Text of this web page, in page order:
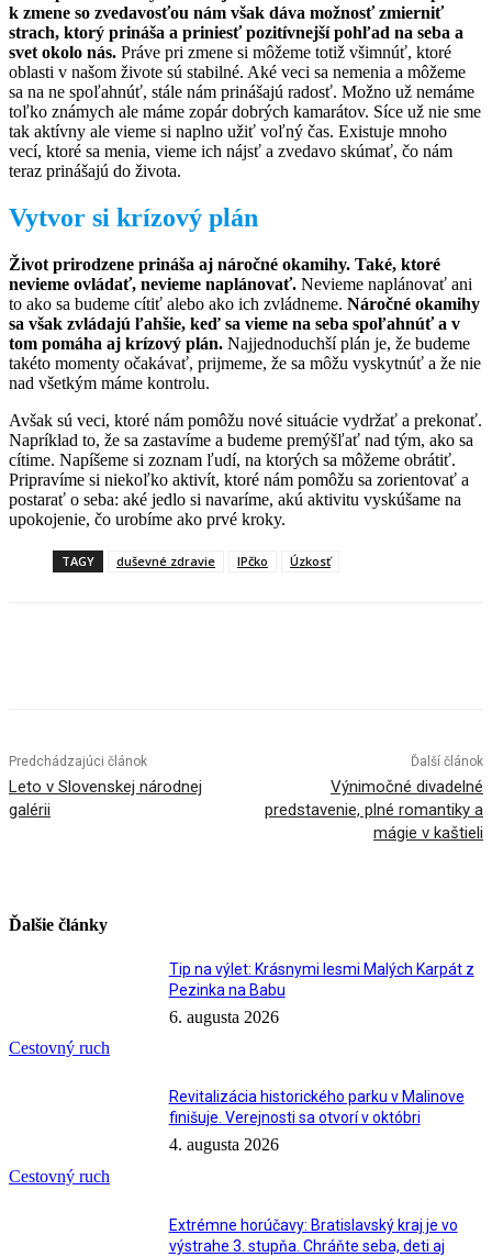
k zmene so zvedavosťou nám však dáva možnosť zmierniť
strach, ktorý prináša a priniesť pozitívnejší pohľad na seba a
svet okolo nás. Práve pri zmene si môžeme totiž všimnúť, ktoré
oblasti v našom živote sú stabilné. Aké veci sa nemenia a môžeme
sa na ne spoľahnúť, stále nám prinášajú radosť. Možno už nemáme
toľko známych ale máme zopár dobrých kamarátov. Síce už nie sme
tak aktívny ale vieme si naplno užiť voľný čas. Existuje mnoho
vecí, ktoré sa menia, vieme ich nájsť a zvedavo skúmať, čo nám
teraz prinášajú do života.
Vytvor si krízový plán
Život prirodzene prináša aj náročné okamihy. Také, ktoré
nevieme ovládať, nevieme naplánovať. Nevieme naplánovať ani
to ako sa budeme cítiť alebo ako ich zvládneme. Náročné okamihy
sa však zvládajú ľahšie, keď sa vieme na seba spoľahnúť a v
tom pomáha aj krízový plán. Najjednoduchší plán je, že budeme
takéto momenty očakávať, prijmeme, že sa môžu vyskytnúť a že nie
nad všetkým máme kontrolu.
Avšak sú veci, ktoré nám pomôžu nové situácie vydržať a prekonať.
Napríklad to, že sa zastavíme a budeme premýšľať nad tým, ako sa
cítime. Napíšeme si zoznam ľudí, na ktorých sa môžeme obrátiť.
Pripravíme si niekoľko aktivít, ktoré nám pomôžu sa zorientovať a
postarať o seba: aké jedlo si navaríme, akú aktivitu vyskúšame na
upokojenie, čo urobíme ako prvé kroky.
TAGY duševné zdravie IPčko Úzkosť
Predchádzajúci článok
Leto v Slovenskej národnej
galérii
Ďalší článok
Výnimočné divadelné
predstavenie, plné romantiky a
mágie v kaštieli
Ďalšie články
Cestovný ruch
Tip na výlet: Krásnymi lesmi Malých Karpát z
Pezinka na Babu
6. augusta 2026
Cestovný ruch
Revitalizácia historického parku v Malinove
finišuje. Verejnosti sa otvorí v októbri
4. augusta 2026
Extrémne horúčavy: Bratislavský kraj je vo
výstrahe 3. stupňa. Chráňte seba, deti aj